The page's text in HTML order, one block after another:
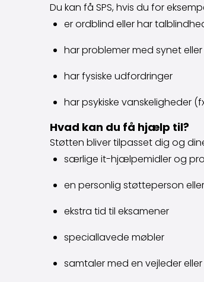
Du kan få SPS, hvis du for
er ordblind eller har
har problemer med synet
har fysiske udfordringer
har psykiske vanskeligheder
Hvad kan du få hjælp til?
Støtten bliver tilpasset dig og
særlige it-hjælpemidler og
en personlig støtteperson
ekstra tid til eksamener
speciallavede møbler
samtaler med en vejleder